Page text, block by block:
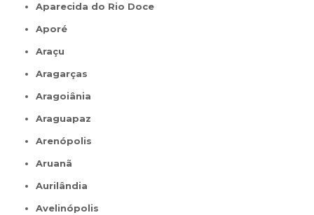
Aparecida do Rio Doce
Aporé
Araçu
Aragarças
Aragoiânia
Araguapaz
Arenópolis
Aruanã
Aurilândia
Avelinópolis